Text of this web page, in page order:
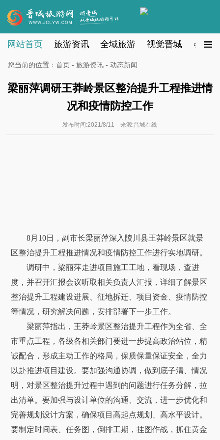
网站首页 旅游资讯 全域旅游 视觉晋城 会员
您当前的位置： 首页 - 旅游资讯 - 动态新闻
梁丽萍调研王莽岭景区整治提升工程推进情
况和疫情防控工作
发布时间:2021/8/11 来源:晋城在线
8月10日，副市长梁丽萍深入陵川县王莽岭景区就景
区整治提升工程推进情况和疫情防控工作进行实地调研。
调研中，梁丽萍走进项目施工工地，看现场，查进
度，并召开汇报会议听取相关负责人汇报，详细了解景区
整治提升工程建设进展、征地拆迁、项目资金、疫情防控
等情况，研究解决问题，安排部署下一步工作。
梁丽萍指出，王莽岭景区整治提升工程作为全省、全
市重点工程，各级各相关部门要进一步提高政治站位，精
诚配合，形成主动工作的格局，保质保量保证安全，全力
以赴推进项目建设。要加强沟通协调，做到底子清、情况
明，对景区整治提升过程中遇到的问题进行任务分解，拉
出清单。要加强与设计单位的沟通、交流，进一步优化和
完善规划设计方案，确保项目高起点规划、高水平设计。
要制定时间表、任务图，倒排工期，挂图作战，抓住黄金